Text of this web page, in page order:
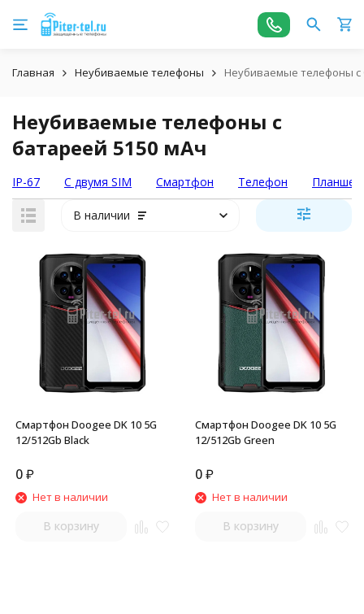
Главная Неубиваемые телефоны Неубиваемые телефоны с
Неубиваемые телефоны с
батареей 5150 мАч
IP-67 С двумя SIM Смартфон Телефон Планшет
В наличии
Смартфон Doogee DK 10 5G
12/512Gb Black
0₽
Нет в наличии
В корзину
Смартфон Doogee DK 10 5G
12/512Gb Green
0₽
Нет в наличии
В корзину